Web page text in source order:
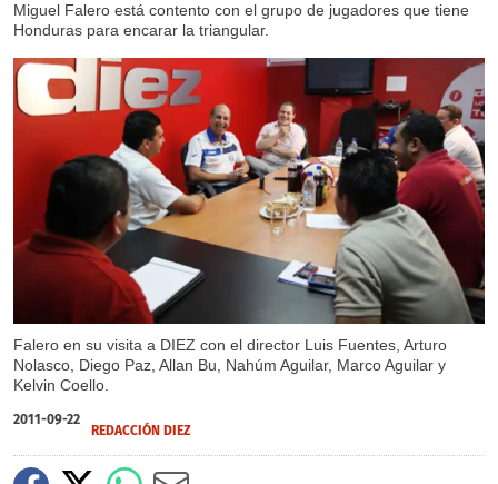
Miguel Falero está contento con el grupo de jugadores que tiene
Honduras para encarar la triangular.
Falero en su visita a DIEZ con el director Luis Fuentes, Arturo
Nolasco, Diego Paz, Allan Bu, Nahúm Aguilar, Marco Aguilar y
Kelvin Coello.
2011-09-22
REDACCIÓN DIEZ